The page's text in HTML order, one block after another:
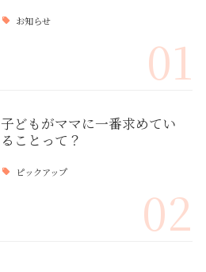
お知らせ
01
子どもがママに一番求めてい
ることって？
ピックアップ
02